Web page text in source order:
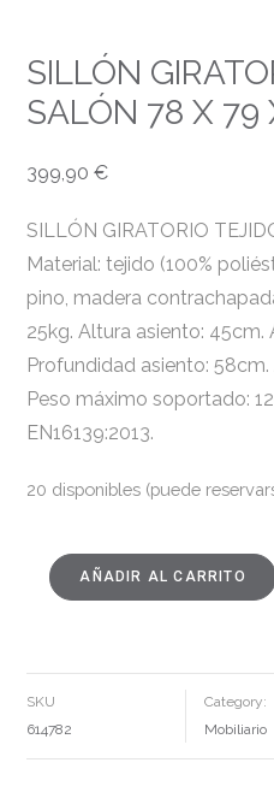
SILLÓN
SALÓN 78 X 79
399,90€
SILLÓN GIRATORIO
Material: tejido (100%
pino, madera
25kg. Altura asiento: 45cm.
Profundidad asiento:
Peso máximo soportado:
EN16139:2013.
20 disponibles (puede
SILLÓN
GIRATORIO
79
77
CANTIDAD
AÑADIR AL CARRITO
SKU
614782
Category:
Mobiliario